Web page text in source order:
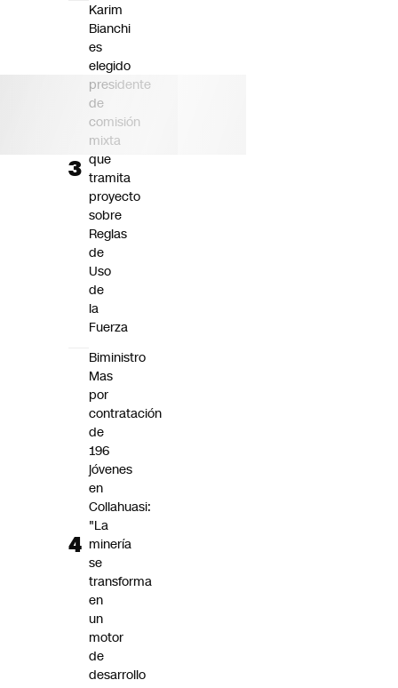
Karim
Bianchi
es
elegido
presidente
de
comisión
mixta
que
tramita
proyecto
sobre
Reglas
de
Uso
de
la
Fuerza
Biministro
Mas
por
contratación
de
196
jóvenes
en
Collahuasi:
"La
minería
se
transforma
en
un
motor
de
desarrollo